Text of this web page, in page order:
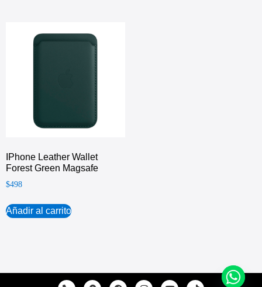
IPhone Leather Wallet
Forest Green Magsafe
$498
Añadir al carrito